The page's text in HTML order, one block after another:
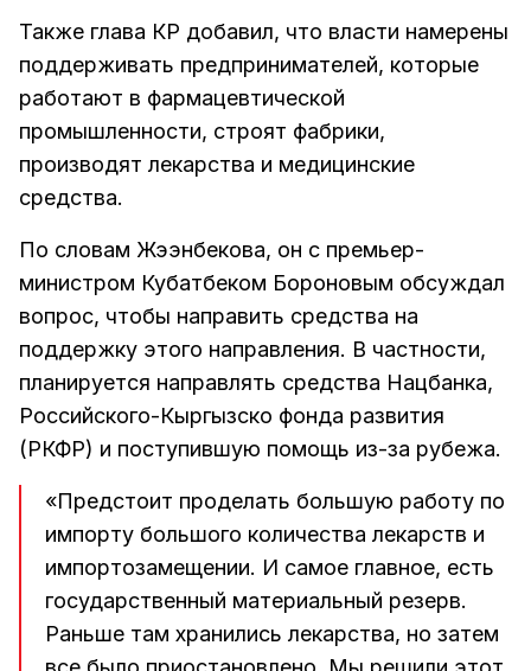
Также глава КР добавил, что власти намерены
поддерживать предпринимателей, которые
работают в фармацевтической
промышленности, строят фабрики,
производят лекарства и медицинские
средства.
По словам Жээнбекова, он с премьер-
министром Кубатбеком Бороновым обсуждал
вопрос, чтобы направить средства на
поддержку этого направления. В частности,
планируется направлять средства Нацбанка,
Российского-Кыргызско фонда развития
(РКФР) и поступившую помощь из-за рубежа.
«Предстоит проделать большую работу по
импорту большого количества лекарств и
импортозамещении. И самое главное, есть
государственный материальный резерв.
Раньше там хранились лекарства, но затем